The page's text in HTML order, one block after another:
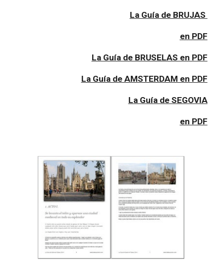
La Guía de BRUJAS
en PDF
La Guía de BRUSELAS en PDF
La Guía de AMSTERDAM en PDF
La Guía de SEGOVIA
en PDF